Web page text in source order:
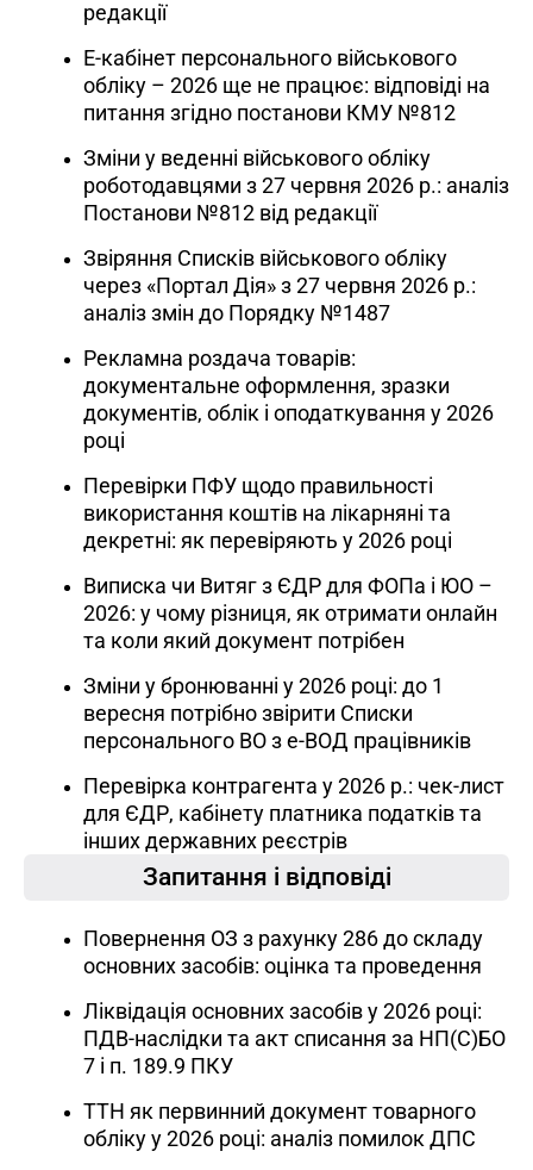
редакції
Е-кабінет персонального військового
обліку – 2026 ще не працює: відповіді на
питання згідно постанови КМУ №812
Зміни у веденні військового обліку
роботодавцями з 27 червня 2026 р.: аналіз
Постанови №812 від редакції
Звіряння Списків військового обліку
через «Портал Дія» з 27 червня 2026 р.:
аналіз змін до Порядку №1487
Рекламна роздача товарів:
документальне оформлення, зразки
документів, облік і оподаткування у 2026
році
Перевірки ПФУ щодо правильності
використання коштів на лікарняні та
декретні: як перевіряють у 2026 році
Виписка чи Витяг з ЄДР для ФОПа і ЮО –
2026: у чому різниця, як отримати онлайн
та коли який документ потрібен
Зміни у бронюванні у 2026 році: до 1
вересня потрібно звірити Списки
персонального ВО з е-ВОД працівників
Перевірка контрагента у 2026 р.: чек-лист
для ЄДР, кабінету платника податків та
інших державних реєстрів
Запитання і відповіді
Повернення ОЗ з рахунку 286 до складу
основних засобів: оцінка та проведення
Ліквідація основних засобів у 2026 році:
ПДВ-наслідки та акт списання за НП(С)БО
7 і п. 189.9 ПКУ
ТТН як первинний документ товарного
обліку у 2026 році: аналіз помилок ДПС